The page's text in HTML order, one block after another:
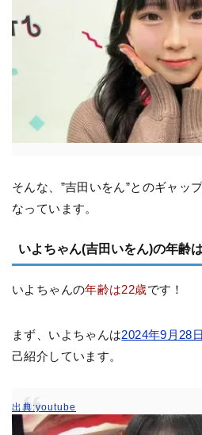
そんな、”吉田いをん”とのギャッ
なっています。
いよちゃん(吉田いをん)の年齢
いよちゃんの年齢は22歳です！
まず、いよちゃんは2024年9月28
己紹介しています。
出典:youtube